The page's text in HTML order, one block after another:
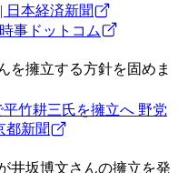
日本経済新聞
事ドットコム
を擁立する方針を固めま
竹耕三氏を擁立へ 野党
都新聞
井坂博文さんの擁立を発